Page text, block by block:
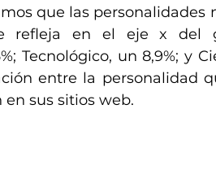
que las
refleja en el eje x del
Tecnológico, un 8,9%; y
entre la personalidad
sus sitios web.